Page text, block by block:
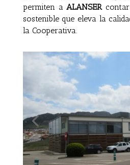
permiten aALANSERcontar
sostenible que eleva la
la Cooperativa.